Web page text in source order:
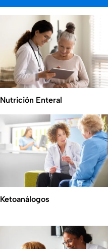
Nutrición Enteral
Ketoanálogos